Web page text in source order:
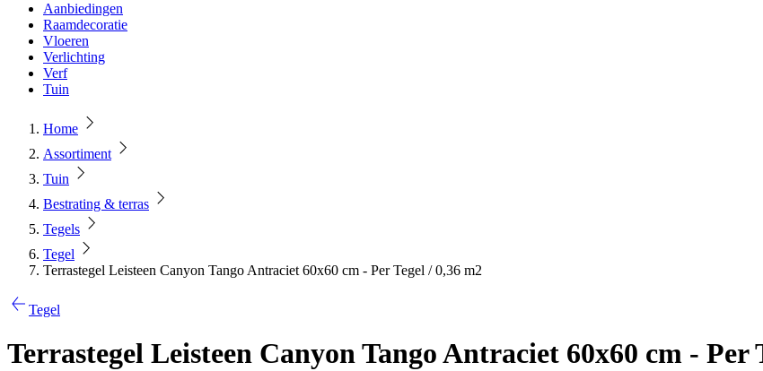
Aanbiedingen
Raamdecoratie
Vloeren
Verlichting
Verf
Tuin
Home
Assortiment
Tuin
Bestrating & terras
Tegels
Tegel
Terrastegel Leisteen Canyon Tango Antraciet 60x60 cm - Per Tegel / 0,36 m2
Tegel
Terrastegel Leisteen Canyon Tango Antraciet 60x60 cm - Per